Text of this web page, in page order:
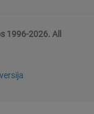
1996-2026. All